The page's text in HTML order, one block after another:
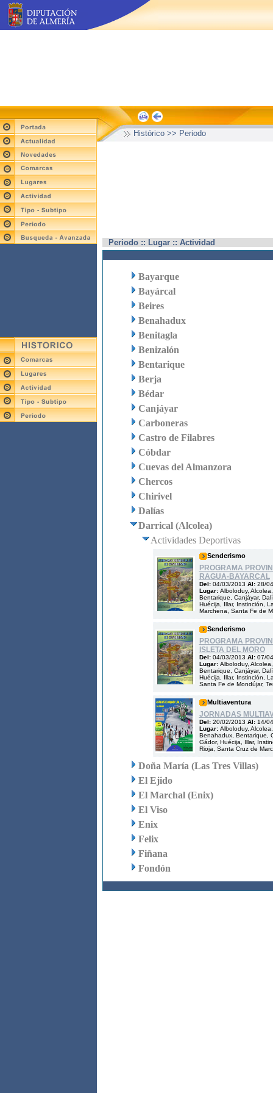
Histórico >> Periodo
Periodo :: Lugar :: Actividad
Bayarque
Bayárcal
Beires
Benahadux
Benitagla
Benizalón
Bentarique
Berja
Bédar
Canjáyar
Carboneras
Castro de Filabres
Cóbdar
Cuevas del Almanzora
Chercos
Chirivel
Dalías
Darrical (Alcolea)
Actividades Deportivas
Senderismo
PROGRAMA
RAGUA-BAYARCAL
Del: 04/03/2013 Al: 28/
Lugar: Alboloduy,
Bentarique, Canjáyar,
Huécija, Illar, Instinción,
Marchena, Santa Fe de
Senderismo
PROGRAMA
ISLETA DEL MORO
Del: 04/03/2013 Al: 07/
Lugar: Alboloduy,
Bentarique, Canjáyar,
Huécija, Illar, Instinción,
Santa Fe de Mondújar,
Multiaventura
JORNADAS
Del: 20/02/2013 Al: 14/
Lugar: Alboloduy,
Benahadux, Bentarique,
Gádor, Huécija, Illar,
Rioja, Santa Cruz de
Doña María (Las Tres Villas)
El Ejido
El Marchal (Enix)
El Viso
Enix
Felix
Fiñana
Fondón